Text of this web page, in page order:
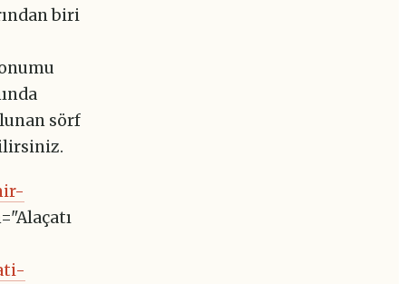
biri
sörf